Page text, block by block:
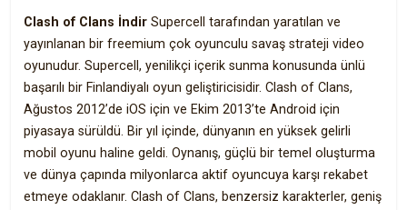
Clash of Clans İndir Supercell tarafından yaratılan ve
yayınlanan bir freemium çok oyunculu savaş strateji video
oyunudur. Supercell, yenilikçi içerik sunma konusunda ünlü
başarılı bir Finlandiyalı oyun geliştiricisidir. Clash of Clans,
Ağustos 2012’de iOS için ve Ekim 2013’te Android için
piyasaya sürüldü. Bir yıl içinde, dünyanın en yüksek gelirli
mobil oyunu haline geldi. Oynanış, güçlü bir temel oluşturma
ve dünya çapında milyonlarca aktif oyuncuya karşı rekabet
etmeye odaklanır. Clash of Clans, benzersiz karakterler, geniş